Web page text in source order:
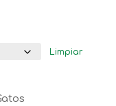
Limpiar